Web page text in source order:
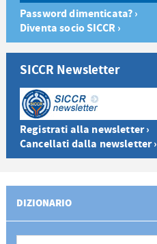
Password dimenticata? ›
Diventa socio SICCR ›
SICCR Newsletter
Registrati alla newsletter ›
Cancellati dalla newsletter ›
DIZIONARIO